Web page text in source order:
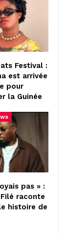
Festival :
est arrivée
pour
la Guinée
pas » :
raconte
histoire de